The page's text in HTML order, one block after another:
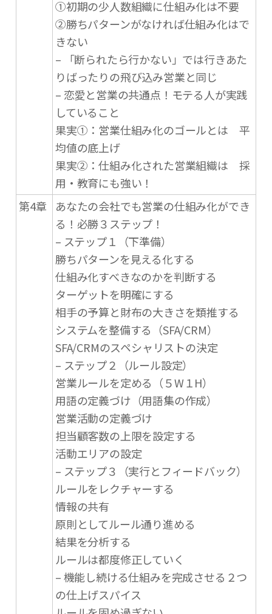
①初期の少人数組織に仕組み化は不要
②勝ちパターンがなければ仕組み化はで
きない
– 「断られたら行かない」では行きあた
りばったりの飛び込み営業と同じ
– 恋愛と営業の共通点！モテる人が実践
していること
果実①：営業仕組み化のゴールとは 平
均値の底上げ
果実②：仕組み化された営業組織は 採
用・教育にも強い！
第4章
あなたの会社でも営業の仕組み化ができ
る！必勝３ステップ！
– ステップ１（下準備）
勝ちパターンを見える化する
仕組み化すべきなのかを判断する
ターゲットを明確にする
相手の予算と財布の大きさを類推する
システムを整備する（SFA/CRM）
SFA/CRMのスペシャリストの決定
– ステップ２（ルール設定）
営業ルールを定める（５W１H）
用語の定義づけ（用語集の作成）
営業活動の定義づけ
担当顧客数の上限を設定する
活動エリアの設定
– ステップ３（実行とフィードバック）
ルールをレクチャーする
情報の共有
原則としてルール通り進める
結果を分析する
ルールは都度修正していく
– 機能し続ける仕組みを完成させる２つ
の仕上げスパイス